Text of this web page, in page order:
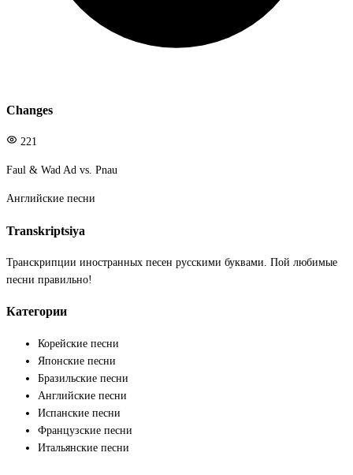
Changes
221
Faul & Wad Ad vs. Pnau
Английские песни
Transkriptsiya
Транскрипции иностранных песен русскими буквами. Пой любимые
песни правильно!
Категории
Корейские песни
Японские песни
Бразильские песни
Английские песни
Испанские песни
Французские песни
Итальянские песни